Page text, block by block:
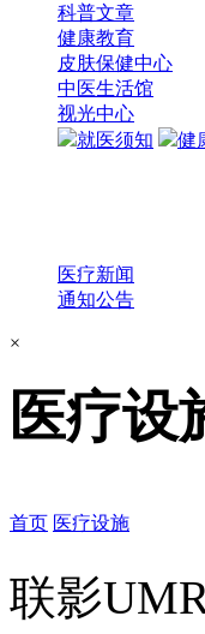
科普文章
健康教育
皮肤保健中心
中医生活馆
视光中心
就医须知
健
医疗新闻
通知公告
×
医疗设
首页 医疗设施
联影